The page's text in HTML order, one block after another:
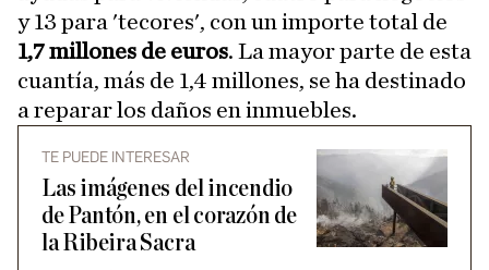
y 13 para 'tecores', con un importe total de
1,7 millones de euros. La mayor parte de esta
cuantía, más de 1,4 millones, se ha destinado
a reparar los daños en inmuebles.
TE PUEDE INTERESAR
Las imágenes del incendio
de Pantón, en el corazón de
la Ribeira Sacra